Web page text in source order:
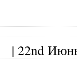
| 22nd